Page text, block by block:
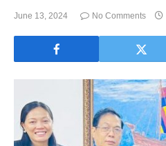
June 13, 2024 No Comments